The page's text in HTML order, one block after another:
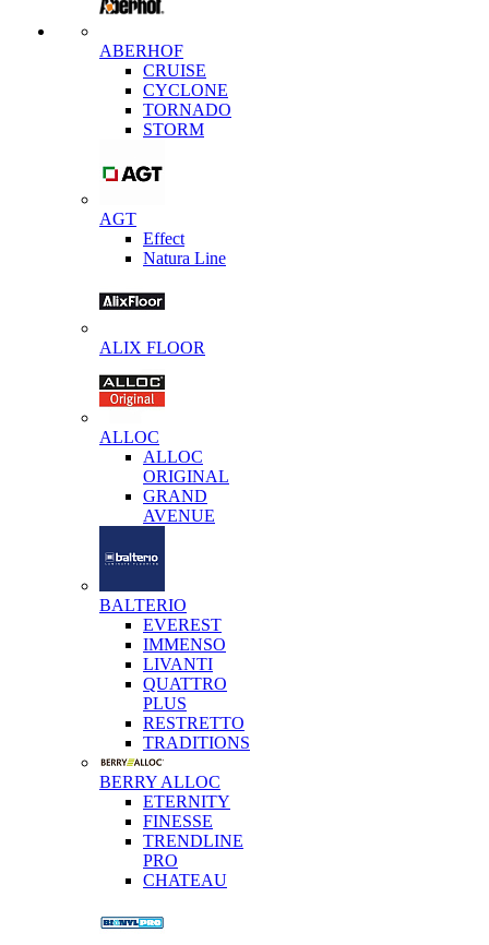
ABERHOF
CRUISE
CYCLONE
TORNADO
STORM
AGT
Effect
Natura Line
ALIX FLOOR
ALLOC
ALLOC
ORIGINAL
GRAND
AVENUE
BALTERIO
EVEREST
IMMENSO
LIVANTI
QUATTRO
PLUS
RESTRETTO
TRADITIONS
BERRY ALLOC
ETERNITY
FINESSE
TRENDLINE
PRO
CHATEAU